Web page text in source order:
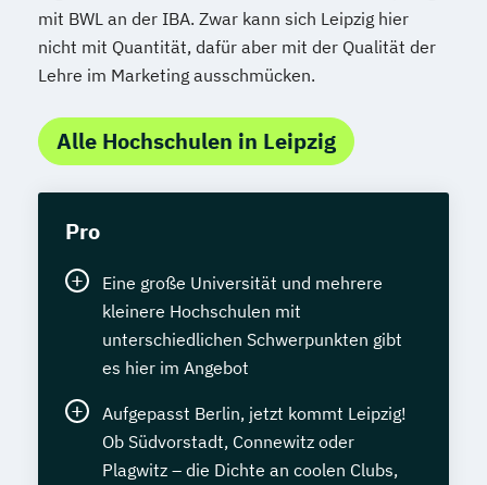
mit BWL an der IBA. Zwar kann sich Leipzig hier
nicht mit Quantität, dafür aber mit der Qualität der
Lehre im Marketing ausschmücken.
Alle Hochschulen in Leipzig
Pro
Eine große Universität und mehrere
kleinere Hochschulen mit
unterschiedlichen Schwerpunkten gibt
es hier im Angebot
Aufgepasst Berlin, jetzt kommt Leipzig!
Ob Südvorstadt, Connewitz oder
Plagwitz – die Dichte an coolen Clubs,